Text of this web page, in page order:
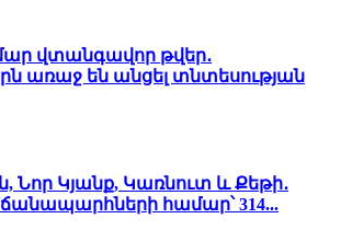
վտանգավոր թվեր․
առաջ են անցել տնտեսության
Նոր Կյանք, Կառնուտ և Քեթի․
համար՝ 314...